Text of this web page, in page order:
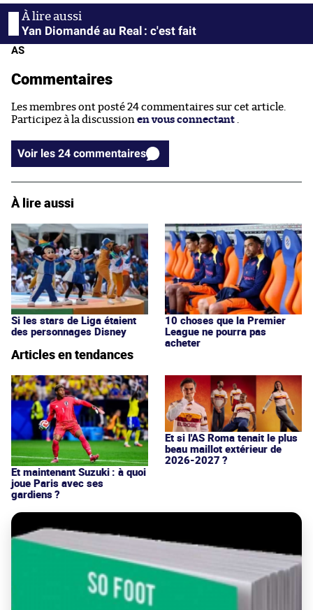
Yan Diomandé au Real : c'est fait
AS
Commentaires
Les membres ont posté 24 commentaires sur cet article.
Participez à la discussion en vous connectant
Voir les 24 commentaires
À lire aussi
Si les stars de Liga étaient
des personnages Disney
10 choses que la Premier
League ne pourra pas
acheter
Articles en tendances
Et maintenant Suzuki : à quoi
joue Paris avec ses
gardiens ?
Et si l'AS Roma tenait le plus
beau maillot extérieur de
2026-2027 ?